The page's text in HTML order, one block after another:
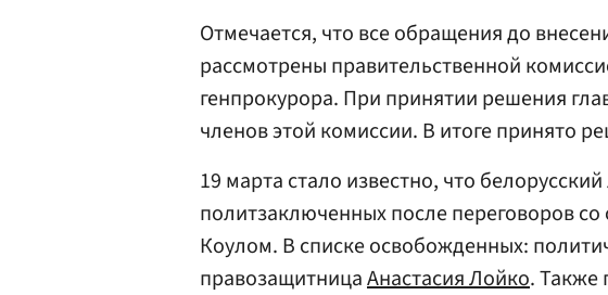
Отмечается, что все обращения до
рассмотрены правительственной
генпрокурора. При принятии решения
членов этой комиссии. В итоге принято
19 марта стало известно, что
политзаключенных после переговоров
Коулом. В списке освобожденных:
правозащитницаАнастасия Лойко. Также